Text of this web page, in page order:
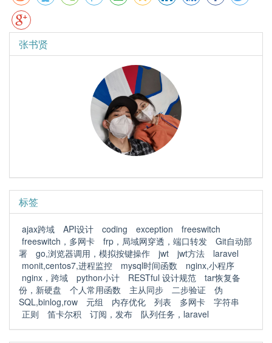
张书贤
标签
ajax跨域 API设计 coding exception
freeswitch
freeswitch，多网卡
frp，局域网穿透，端口转发
Git自动部
署
go,浏览器调用，模拟按键操作 jwt jwt方法
laravel
monit,centos7,进程监控
mysql时间函数
nginx,小程序
nginx，跨域
python小计 RESTful 设计规范
tar恢复备
份，新硬盘
个人常用函数 主从同步 二步验证
伪
SQL,binlog,row
元组 内存优化 列表 多网卡
字符串
正则
笛卡尔积 订阅，发布 队列任务，laravel